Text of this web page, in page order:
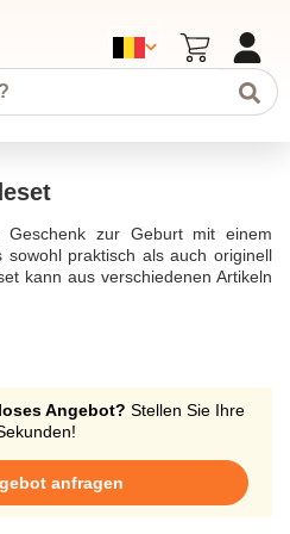
Geschenk zur Geburt mit einem
sowohl praktisch als auch originell
kann aus verschiedenen Artikeln
Die Handtücher und
da sie personalisiert werden
Geschmack zu treffen. Dank der
Namen des Kindes oder einem
der Schweiz und Österreich sind
insbesondere auf Plattformen
Sie eine Vielzahl an
Angebot? Stellen Sie Ihre
anfragen